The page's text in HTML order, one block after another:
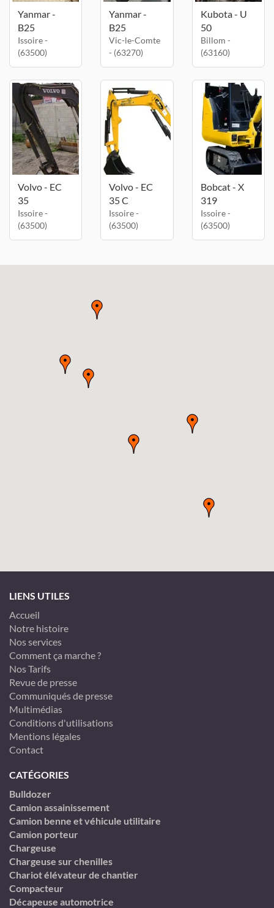
Yanmar -
B25
Issoire -
(63500)
Yanmar -
B25
Vic-le-Comte
- (63270)
Kubota - U
50
Billom -
(63160)
Volvo - EC
35
Issoire -
(63500)
Volvo - EC
35 C
Issoire -
(63500)
Bobcat - X
319
Issoire -
(63500)
LIENS UTILES
Accueil
Notre histoire
Nos services
Comment ça marche ?
Nos Tarifs
Revue de presse
Communiqués de presse
Multimédias
Conditions d'utilisations
Mentions légales
Contact
CATÉGORIES
Bulldozer
Camion assainissement
Camion benne et véhicule utilitaire
Camion porteur
Chargeuse
Chargeuse sur chenilles
Chariot élévateur de chantier
Compacteur
Décapeuse automotrice